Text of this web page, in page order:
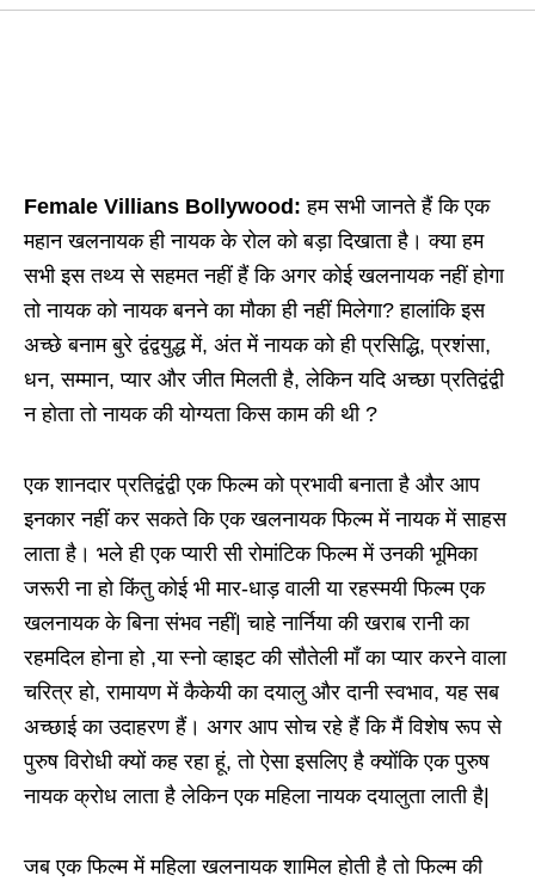
Female Villians Bollywood: हम सभी जानते हैं कि एक
महान खलनायक ही नायक के रोल को बड़ा दिखाता है। क्या हम
सभी इस तथ्य से सहमत नहीं हैं कि अगर कोई खलनायक नहीं होगा
तो नायक को नायक बनने का मौका ही नहीं मिलेगा? हालांकि इस
अच्छे बनाम बुरे द्वंद्वयुद्ध में, अंत में नायक को ही प्रसिद्धि, प्रशंसा,
धन, सम्मान, प्यार और जीत मिलती है, लेकिन यदि अच्छा प्रतिद्वंद्वी
न होता तो नायक की योग्यता किस काम की थी ?
एक शानदार प्रतिद्वंद्वी एक फिल्म को प्रभावी बनाता है और आप
इनकार नहीं कर सकते कि एक खलनायक फिल्म में नायक में साहस
लाता है। भले ही एक प्यारी सी रोमांटिक फिल्म में उनकी भूमिका
जरूरी ना हो किंतु कोई भी मार-धाड़ वाली या रहस्मयी फिल्म एक
खलनायक के बिना संभव नहीं| चाहे नार्निया की खराब रानी का
रहमदिल होना हो ,या स्नो व्हाइट की सौतेली माँ का प्यार करने वाला
चरित्र हो, रामायण में कैकेयी का दयालु और दानी स्वभाव, यह सब
अच्छाई का उदाहरण हैं। अगर आप सोच रहे हैं कि मैं विशेष रूप से
पुरुष विरोधी क्यों कह रहा हूं, तो ऐसा इसलिए है क्योंकि एक पुरुष
नायक क्रोध लाता है लेकिन एक महिला नायक दयालुता लाती है|
जब एक फिल्म में महिला खलनायक शामिल होती है तो फिल्म की